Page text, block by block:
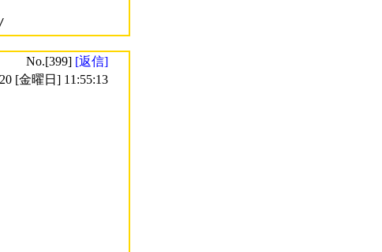
No.[399] [返信]
[金曜日] 11:55:13